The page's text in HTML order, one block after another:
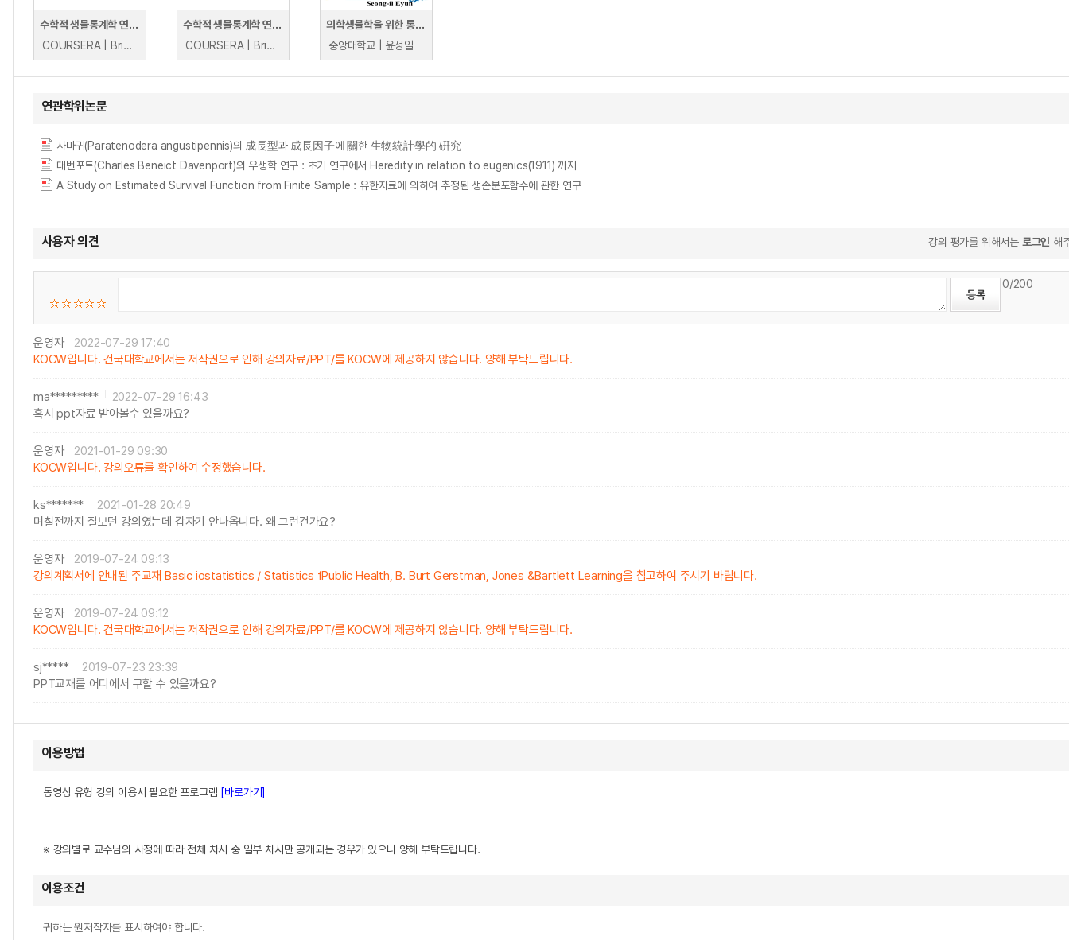
수학적 생물통계학 연습 1
COURSERA | Brian Caffo
수학적 생물통계학 연습 2
COURSERA | Brian Caffo
의학생물학을 위한 통계학
중앙대학교 | 윤성일
연관학위논문
사마귀(Paratenodera angustipennis)의 成長型과 成長因子에 關한 生物統計學的 硏究
대번포트(Charles Beneict Davenport)의 우생학 연구 : 초기 연구에서 Heredity in relation to eugenics(1911) 까지
A Study on Estimated Survival Function from Finite Sample : 유한자료에 의하여 추정된 생존분포함수에 관한 연구
사용자 의견 강의 평가를 위해서는 로그인 해
0/200
운영자
2022-07-29 17:40
KOCW입니다. 건국대학교에서는 저작권으로 인해 강의자료/PPT/를 KOCW에 제공하지 않습니다. 양해 부탁드립니다.
ma*********
2022-07-29 16:43
혹시 ppt자료 받아볼수 있을까요?
운영자
2021-01-29 09:30
KOCW입니다. 강의오류를 확인하여 수정했습니다.
ks*******
2021-01-28 20:49
며칠전까지 잘보던 강의였는데 갑자기 안나옵니다. 왜 그런건가요?
운영자
2019-07-24 09:13
강의계획서에 안내된 주교재 Basic iostatistics / Statistics fPublic Health, B. Burt Gerstman, Jones &Bartlett Learning을 참고하여 주시기 바랍니다.
운영자
2019-07-24 09:12
KOCW입니다. 건국대학교에서는 저작권으로 인해 강의자료/PPT/를 KOCW에 제공하지 않습니다. 양해 부탁드립니다.
sj*****
2019-07-23 23:39
PPT교재를 어디에서 구할 수 있을까요?
이용방법
동영상 유형 강의 이용시 필요한 프로그램 [바로가기]
※ 강의별로 교수님의 사정에 따라 전체 차시 중 일부 차시만 공개되는 경우가 있으니 양해 부탁드립니다.
이용조건
귀하는 원저작자를 표시하여야 합니다.